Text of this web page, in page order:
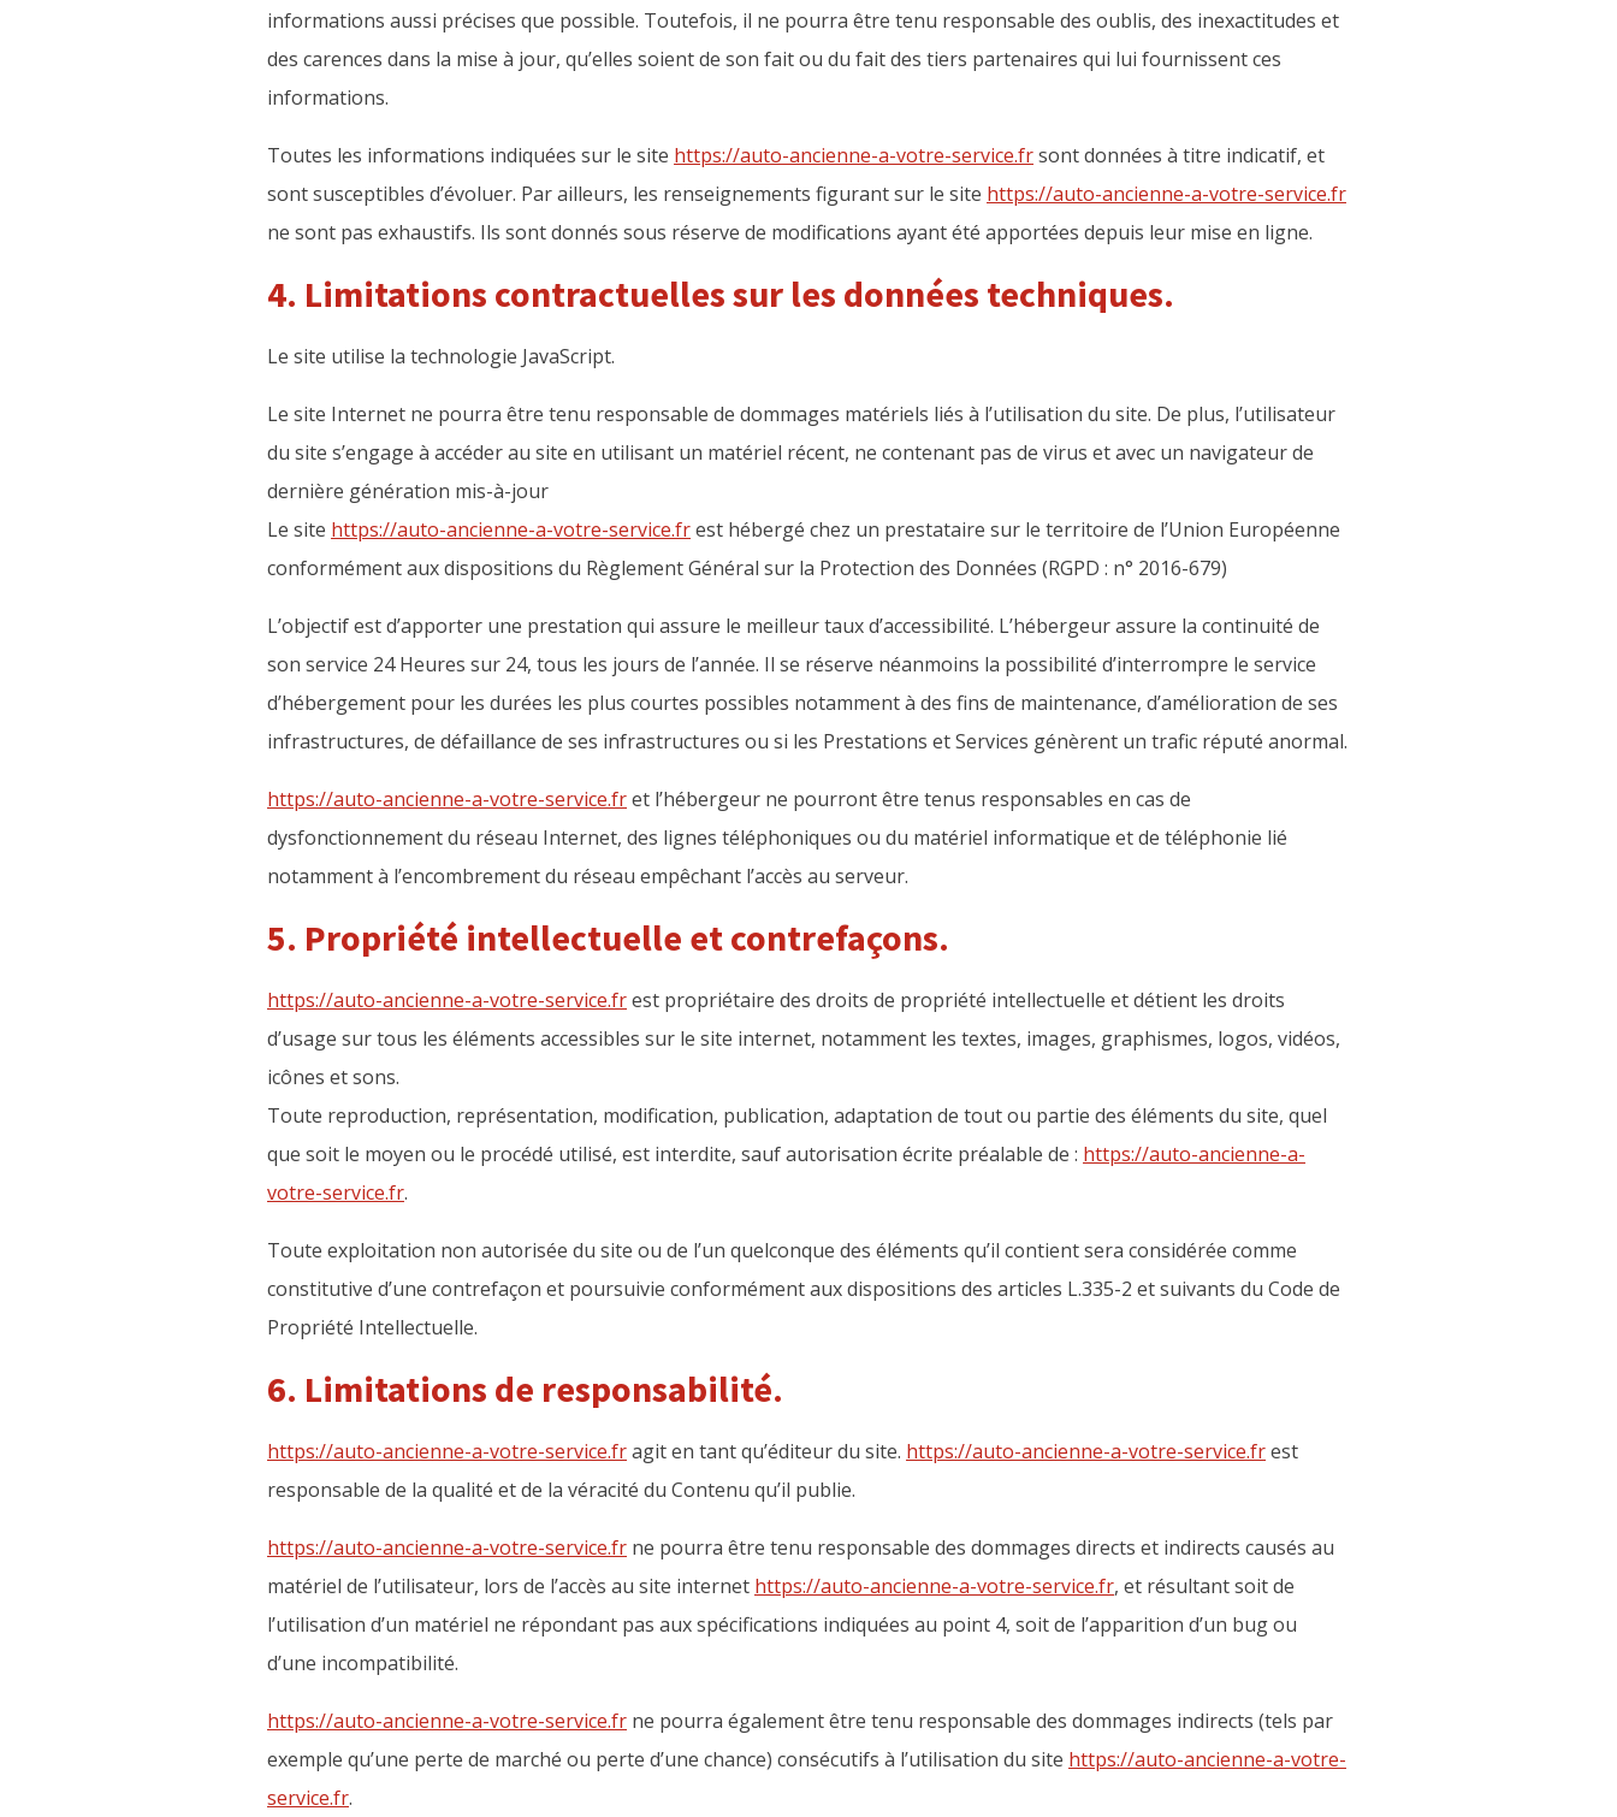
informations aussi précises que possible. Toutefois, il ne pourra être tenu responsable des oublis, des inexactitudes et
des carences dans la mise à jour, qu’elles soient de son fait ou du fait des tiers partenaires qui lui fournissent ces
informations.
Toutes les informations indiquées sur le site https://auto-ancienne-a-votre-service.frsont données à titre indicatif, et
sont susceptibles d’évoluer. Par ailleurs, les renseignements figurant sur le site https://auto-ancienne-a-votre-service.fr
ne sont pas exhaustifs. Ils sont donnés sous réserve de modifications ayant été apportées depuis leur mise en ligne.
4. Limitations contractuelles sur les données techniques.
Le site utilise la technologie JavaScript.
Le site Internet ne pourra être tenu responsable de dommages matériels liés à l’utilisation du site. De plus, l’utilisateur
du site s’engage à accéder au site en utilisant un matériel récent, ne contenant pas de virus et avec un navigateur de
dernière génération mis-à-jour
Le site https://auto-ancienne-a-votre-service.frest hébergé chez un prestataire sur le territoire de l’Union Européenne
conformément aux dispositions du Règlement Général sur la Protection des Données (RGPD : n° 2016-679)
L’objectif est d’apporter une prestation qui assure le meilleur taux d’accessibilité. L’hébergeur assure la continuité de
son service 24 Heures sur 24, tous les jours de l’année. Il se réserve néanmoins la possibilité d’interrompre le service
d’hébergement pour les durées les plus courtes possibles notamment à des fins de maintenance, d’amélioration de ses
infrastructures, de défaillance de ses infrastructures ou si les Prestations et Services génèrent un trafic réputé anormal.
https://auto-ancienne-a-votre-service.fret l’hébergeur ne pourront être tenus responsables en cas de
dysfonctionnement du réseau Internet, des lignes téléphoniques ou du matériel informatique et de téléphonie lié
notamment à l’encombrement du réseau empêchant l’accès au serveur.
5. Propriété intellectuelle et contrefaçons.
https://auto-ancienne-a-votre-service.frest propriétaire des droits de propriété intellectuelle et détient les droits
d’usage sur tous les éléments accessibles sur le site internet, notamment les textes, images, graphismes, logos, vidéos,
icônes et sons.
Toute reproduction, représentation, modification, publication, adaptation de tout ou partie des éléments du site, quel
que soit le moyen ou le procédé utilisé, est interdite, sauf autorisation écrite préalable de : https://auto-ancienne-a-
votre-service.fr.
Toute exploitation non autorisée du site ou de l’un quelconque des éléments qu’il contient sera considérée comme
constitutive d’une contrefaçon et poursuivie conformément aux dispositions des articles L.335-2 et suivants du Code de
Propriété Intellectuelle.
6. Limitations de responsabilité.
https://auto-ancienne-a-votre-service.fragit en tant qu’éditeur du site. https://auto-ancienne-a-votre-service.frest
responsable de la qualité et de la véracité du Contenu qu’il publie.
https://auto-ancienne-a-votre-service.fr ne pourra être tenu responsable des dommages directs et indirects causés au
matériel de l’utilisateur, lors de l’accès au site internet https://auto-ancienne-a-votre-service.fr, et résultant soit de
l’utilisation d’un matériel ne répondant pas aux spécifications indiquées au point 4, soit de l’apparition d’un bug ou
d’une incompatibilité.
https://auto-ancienne-a-votre-service.fr ne pourra également être tenu responsable des dommages indirects (tels par
exemple qu’une perte de marché ou perte d’une chance) consécutifs à l’utilisation du site https://auto-ancienne-a-votre-
service.fr.